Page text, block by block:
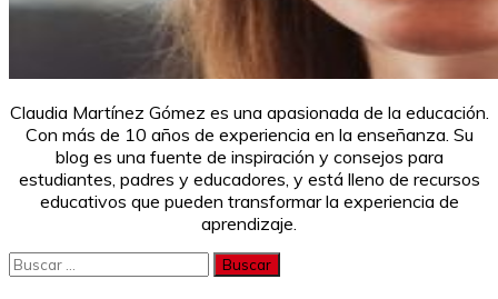
Claudia Martínez Gómez es una apasionada de la educación.
Con más de 10 años de experiencia en la enseñanza. Su
blog es una fuente de inspiración y consejos para
estudiantes, padres y educadores, y está lleno de recursos
educativos que pueden transformar la experiencia de
aprendizaje.
Buscar: